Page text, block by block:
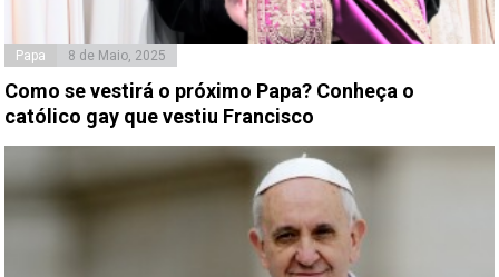
Papa 8 de Maio, 2025
Como se vestirá o próximo Papa? Conheça o
católico gay que vestiu Francisco